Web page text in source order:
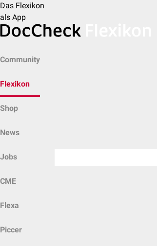
Das Flexikon
als App
Community
Flexikon
Shop
News
Jobs
CME
Flexa
Piccer